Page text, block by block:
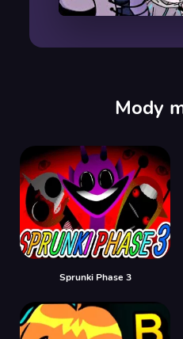
Mody
Sprunki Phase 3